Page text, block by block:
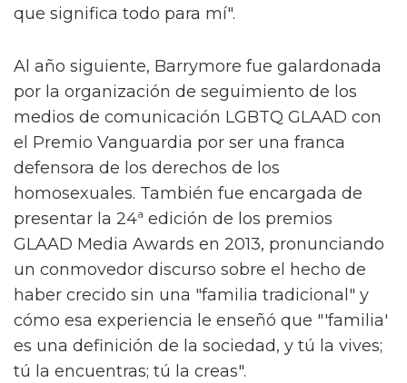
que significa todo para mí".
Al año siguiente, Barrymore fue galardonada
por la organización de seguimiento de los
medios de comunicación LGBTQ GLAAD con
el Premio Vanguardia por ser una franca
defensora de los derechos de los
homosexuales. También fue encargada de
presentar la 24ª edición de los premios
GLAAD Media Awards en 2013, pronunciando
un conmovedor discurso sobre el hecho de
haber crecido sin una "familia tradicional" y
cómo esa experiencia le enseñó que "'familia'
es una definición de la sociedad, y tú la vives;
tú la encuentras; tú la creas".